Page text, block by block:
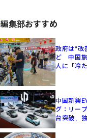
編集部おすすめ
政府は"改
ど 中国旅
人に「冷た
中国新興
グ：リー
台突破、